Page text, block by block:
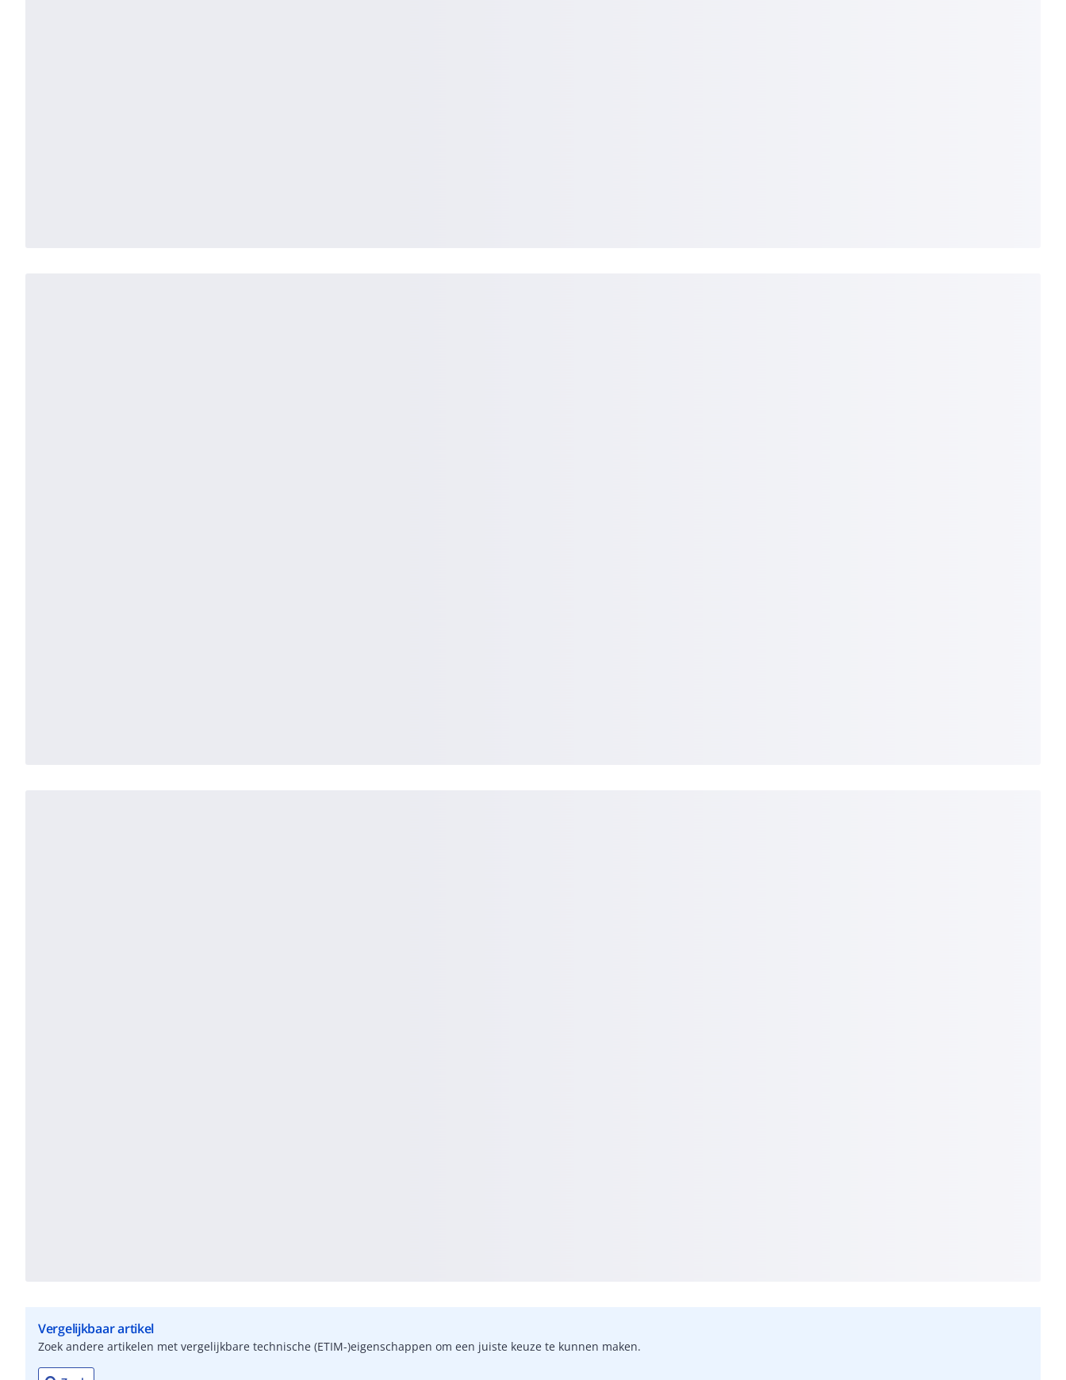
Vergelijkbaar artikel
Zoek andere artikelen met vergelijkbare technische (ETIM-)eigenschappen om een juiste keuze te kunnen maken.